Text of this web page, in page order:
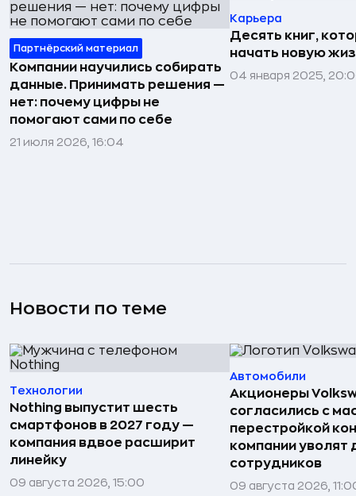
Партнёрский материал
Компании научились собирать
данные. Принимать решения —
нет: почему цифры не
помогают сами по себе
21 июля 2026, 16:04
Карьера
Десять книг,
начать новую
04 января 2025,
Новости по теме
Технологии
Nothing выпустит шесть
смартфонов в 2027 году —
компания вдвое расширит
линейку
09 августа 2026, 15:00
Автомобили
Акционеры
согласились с
перестройкой
компании уволят
сотрудников
09 августа 2026,